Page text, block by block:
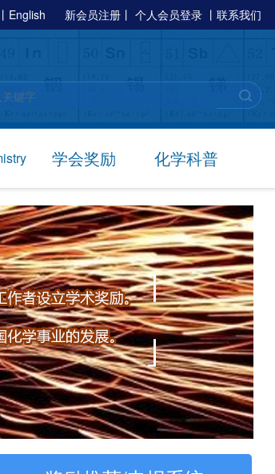
丨 English 新会员注册 丨 个人会员登录 丨 联系我们
学会奖励 化学科普